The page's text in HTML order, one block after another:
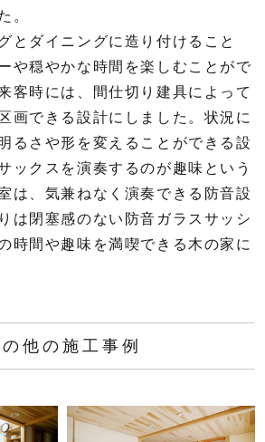
。
とダイニングに造り付けること
や穏やかな時間を楽しむことがで
客時には、間仕切り建具によって
画できる設計にしました。状況に
るさや形を変えることができる設
ックスを演奏するのが趣味という
は、気兼ねなく演奏できる防音設
は閉塞感のない防音ガラスサッシ
時間や趣味を満喫できる木の家に
他の施工事例